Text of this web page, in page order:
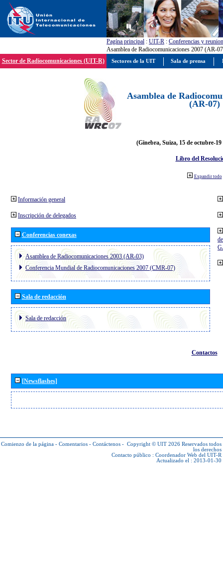
Pagína principal : UIT-R : Conferencias y
Asamblea de Radiocomunicaciones 2007 (AR-
Sector de Radiocomunicaciones (UIT-R)
Asamblea de
(AR-07)
(Ginebra, Suiza, 15 de octubre-19
Libro del
Expandir todo
Información general
Inscripción de delegados
Conferencias conexas
Asamblea de Radiocomunicaciones 2003 (AR-03)
Conferencia Mundial de Radiocomunicaciones 2007 (CMR-07)
Sala de redacción
Sala de redacción
Contactos
[Newsflashes]
Comienzo de la página - Comentarios - Contáctenos - Copyright © UIT 2026 Reservados todos
los derechos
Contacto público : Coordenador Web del UIT-R
Actualizado el : 2013-01-30
Sectores de la UIT Sala de prensa